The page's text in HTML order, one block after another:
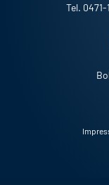
Tel. 0471-